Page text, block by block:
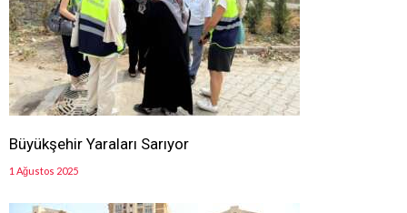
Büyükşehir Yaraları Sarıyor
1 Ağustos 2025